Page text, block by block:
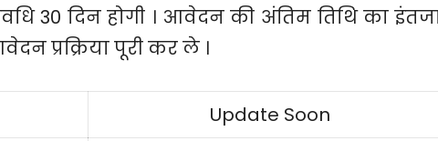
30 दिन होगी । आवेदन की अंतिम तिथि का
प्रक्रिया पूरी कर ले ।
Update Soon